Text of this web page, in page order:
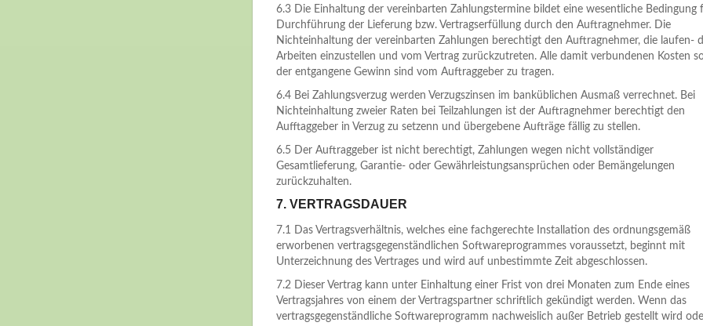
6.3 Die Einhaltung der vereinbarten Zahlungstermine bildet eine wesentliche Bedingung
Durchführung der Lieferung bzw. Vertragserfüllung durch den Auftragnehmer. Die
Nichteinhaltung der vereinbarten Zahlungen berechtigt den Auftragnehmer, die laufen-
Arbeiten einzustellen und vom Vertrag zurückzutreten. Alle damit verbundenen Kosten
der entgangene Gewinn sind vom Auftraggeber zu tragen.
6.4 Bei Zahlungsverzug werden Verzugszinsen im banküblichen Ausmaß verrechnet. Bei
Nichteinhaltung zweier Raten bei Teilzahlungen ist der Auftragnehmer berechtigt den
Aufftaggeber in Verzug zu setzenn und übergebene Aufträge fällig zu stellen.
6.5 Der Auftraggeber ist nicht berechtigt, Zahlungen wegen nicht vollständiger
Gesamtlieferung, Garantie- oder Gewährleistungsansprüchen oder Bemängelungen
zurückzuhalten.
7. VERTRAGSDAUER
7.1 Das Vertragsverhältnis, welches eine fachgerechte Installation des ordnungsgemäß
erworbenen vertragsgegenständlichen Softwareprogrammes voraussetzt, beginnt mit
Unterzeichnung des Vertrages und wird auf unbestimmte Zeit abgeschlossen.
7.2 Dieser Vertrag kann unter Einhaltung einer Frist von drei Monaten zum Ende eines
Vertragsjahres von einem der Vertragspartner schriftlich gekündigt werden. Wenn das
vertragsgegenständliche Softwareprogramm nachweislich außer Betrieb gestellt wird